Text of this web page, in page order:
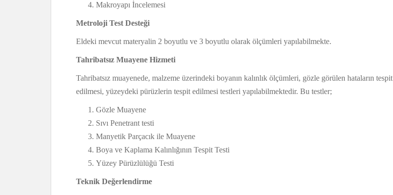
Makroyapı İncelemesi
Metroloji Test Desteği
Eldeki mevcut materyalin 2 boyutlu ve 3 boyutlu olarak ölçümleri yapılabilmekte.
Tahribatsız Muayene Hizmeti
Tahribatsız muayenede, malzeme üzerindeki boyanın kalınlık ölçümleri, gözle görülen hataların tespit
edilmesi, yüzeydeki pürüzlerin tespit edilmesi testleri yapılabilmektedir. Bu testler;
Gözle Muayene
Sıvı Penetrant testi
Manyetik Parçacık ile Muayene
Boya ve Kaplama Kalınlığının Tespit Testi
Yüzey Pürüzlülüğü Testi
Teknik Değerlendirme